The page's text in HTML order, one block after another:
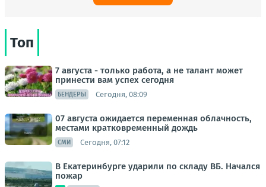
Топ
7 августа - только работа, а не талант может
принести вам успех сегодня
БЕНДЕРЫ Сегодня, 08:09
07 августа ожидается переменная облачность,
местами кратковременный дождь
СМИ Сегодня, 07:12
В Екатеринбурге ударили по складу ВБ. Начался
пожар